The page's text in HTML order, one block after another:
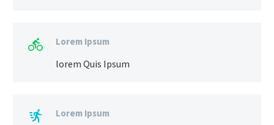
 Lorem Ipsum
lorem Quis Ipsum
 Lorem Ipsum